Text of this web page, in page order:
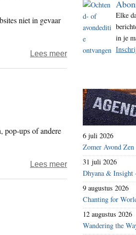
i
t
niet in gevaar
Lees meerover
pop-ups of andere
Lees meerover
Cookies
Elke
in je
6 juli 2026
Zomer Avond
31 juli 2026
Dhyana & Insight
9 augustus 2026
Chanting for
12 augustus 2026
Wandering the